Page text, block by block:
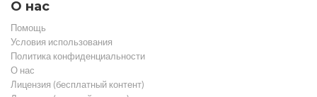
О нас
Помощь
Условия использования
Политика конфиденциальности
О нас
Лицензия (бесплатный контент)